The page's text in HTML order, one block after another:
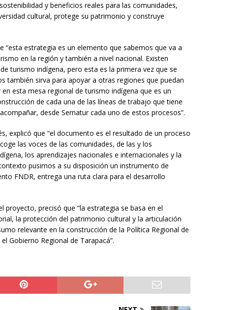
y beneficios reales para las comunidades,
cultural, protege su patrimonio y construye
“esta estrategia es un elemento que sabemos que va a
en la región y también a nivel nacional. Existen
turismo indígena, pero esta es la primera vez que se
también sirva para apoyar a otras regiones que puedan
esta mesa regional de turismo indígena que es un
de cada una de las líneas de trabajo que tiene
desde Sernatur cada uno de estos procesos”.
explicó que “el documento es el resultado de un proceso
las voces de las comunidades, de las y los
los aprendizajes nacionales e internacionales y la
pusimos a su disposición un instrumento de
FNDR, entrega una ruta clara para el desarrollo
proyecto, precisó que “la estrategia se basa en el
la protección del patrimonio cultural y la articulación
relevante en la construcción de la Política Regional de
Gobierno Regional de Tarapacá”.